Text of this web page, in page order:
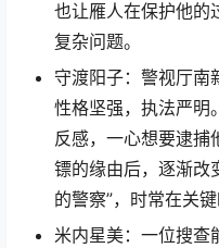
也让雁人在保护他的
复杂问题。
守渡阳子：警视厅南
性格坚强，执法严明
反感，一心想要逮捕
镖的缘由后，逐渐改
的警察”，时常在关
米内星美：一位搜查